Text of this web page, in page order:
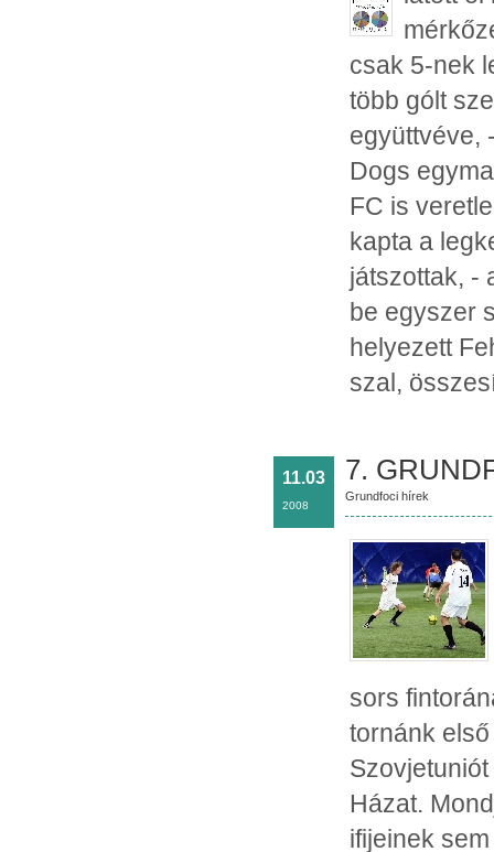
csak 5-nek
több gólt
együttvéve,
Dogs
FC is
kapta a
játszottak, -
be egyszer
helyezett
szal,
11.03
2008
7.
Grundfoci hírek
sors
tornánk
Házat.
ifijeinek